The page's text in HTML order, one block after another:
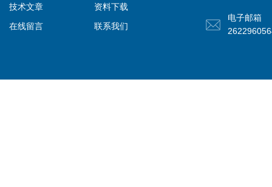
技术文章
资料下载
在线留言
联系我们
电子邮箱